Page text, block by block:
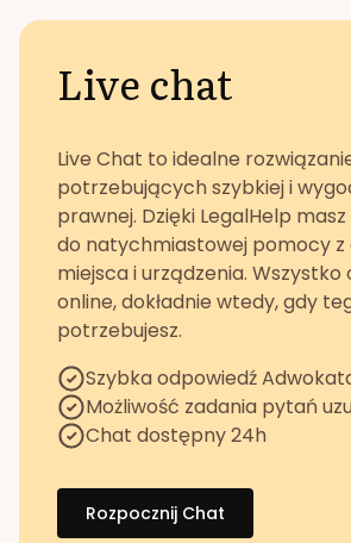
Live chat
Live Chat to idealne
potrzebujących szybkiej i
prawnej. Dzięki LegalHelp
do natychmiastowej pomocy z
miejsca i urządzenia. Wszystko
online, dokładnie wtedy, gdy
potrzebujesz.
Szybka odpowiedź
Możliwość zadania pytań
Chat dostępny 24h
Rozpocznij Chat